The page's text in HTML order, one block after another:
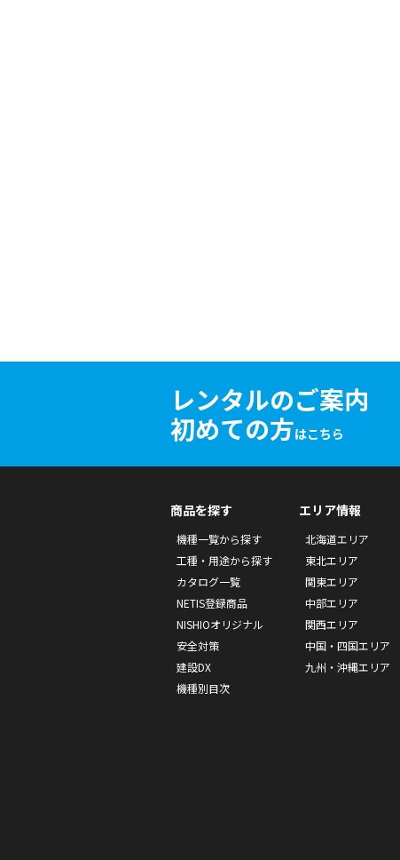
レンタルのご案内
初めての方はこちら
商品を探す
機種一覧から探す
工種・用途から探す
カタログ一覧
NETIS登録商品
NISHIOオリジナル
安全対策
建設DX
機種別目次
エリア情報
北海道エリア
東北エリア
関東エリア
中部エリア
関西エリア
中国・四国エリア
九州・沖縄エリア